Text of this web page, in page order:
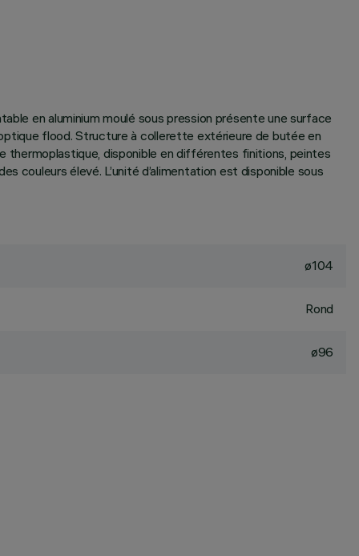
en aluminium moulé sous pression présente une surface
flood. Structure à collerette extérieure de butée en
thermoplastique, disponible en différentes finitions, peintes
couleurs élevé. L’unité d’alimentation est disponible sous
ø104
Rond
ø96